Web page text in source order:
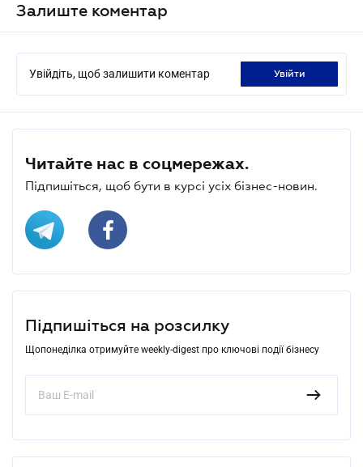
Залиште коментар
Увійдіть, щоб залишити коментар увійти
Читайте нас в соцмережах.
Підпишіться, щоб бути в курсі усіх бізнес-новин.
Підпишіться на розсилку
Щопонеділка отримуйте weekly-digest про ключові події бізнесу